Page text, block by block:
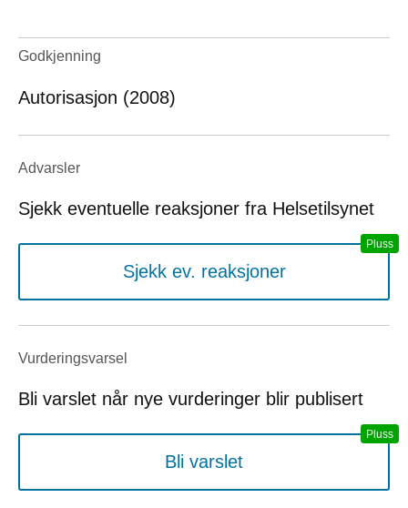
Godkjenning
Autorisasjon (2008)
Advarsler
Sjekk eventuelle reaksjoner fra Helsetilsynet
Sjekk ev. reaksjoner
Vurderings­varsel
Bli varslet når nye vurderinger blir publisert
Bli varslet